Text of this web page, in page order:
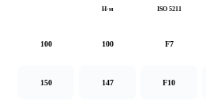
Н·м ISO 5211
100 100 F7
150 147 F10